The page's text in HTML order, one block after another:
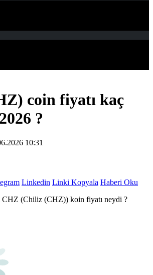
coin fiyatı kaç
?
10:31
Linkedin Linki Kopyala Haberi Oku
CHZ (Chiliz (CHZ)) koin fiyatı neydi ?